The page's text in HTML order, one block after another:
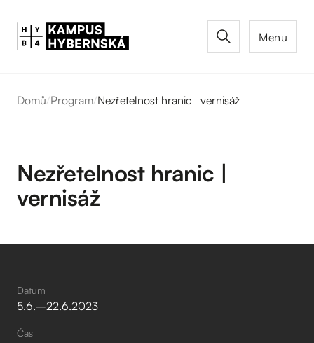
Menu
Domů/Program/Nezřetelnost hranic | vernisáž
Nezřetelnost hranic |
vernisáž
Datum
5.6.–⁠22.6.2023
Čas